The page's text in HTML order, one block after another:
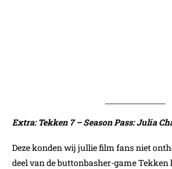
Extra: Tekken 7 – Season Pass: Julia
Deze konden wij jullie film fans niet
deel van de buttonbasher-game